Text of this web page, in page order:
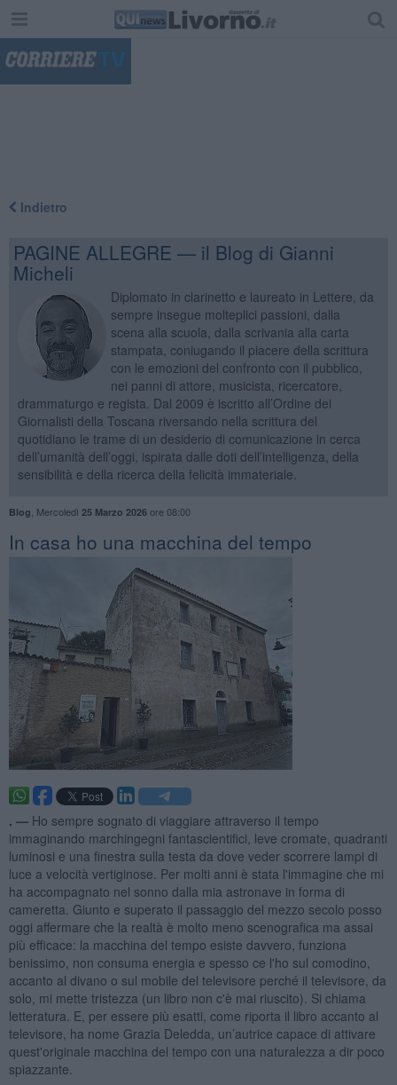
Indietro
PAGINE ALLEGRE — il Blog di Gianni
Micheli
Diplomato in clarinetto e laureato in Lettere, da
sempre insegue molteplici passioni, dalla
scena alla scuola, dalla scrivania alla carta
stampata, coniugando il piacere della scrittura
con le emozioni del confronto con il pubblico,
nei panni di attore, musicista, ricercatore,
drammaturgo e regista. Dal 2009 è iscritto all’Ordine dei
Giornalisti della Toscana riversando nella scrittura del
quotidiano le trame di un desiderio di comunicazione in cerca
dell’umanità dell’oggi, ispirata dalle doti dell’intelligenza, della
sensibilità e della ricerca della felicità immateriale.
Blog Mercoledì 25 Marzo 2026ore 08:00
​In casa ho una macchina del tempo
. — Ho sempre sognato di viaggiare attraverso il tempo
immaginando marchingegni fantascientifici, leve cromate, quadranti
luminosi e una finestra sulla testa da dove veder scorrere lampi di
luce a velocità vertiginose. Per molti anni è stata l'immagine che mi
ha accompagnato nel sonno dalla mia astronave in forma di
cameretta. Giunto e superato il passaggio del mezzo secolo posso
oggi affermare che la realtà è molto meno scenografica ma assai
più efficace: la macchina del tempo esiste davvero, funziona
benissimo, non consuma energia e spesso ce l'ho sul comodino,
accanto al divano o sul mobile del televisore perché il televisore, da
solo, mi mette tristezza (un libro non c'è mai riuscito). Si chiama
letteratura. E, per essere più esatti, come riporta il libro accanto al
televisore, ha nome Grazia Deledda, un’autrice capace di attivare
quest'originale macchina del tempo con una naturalezza a dir poco
spiazzante.